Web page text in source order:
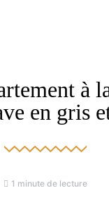
à
en gris
1 minute de lecture